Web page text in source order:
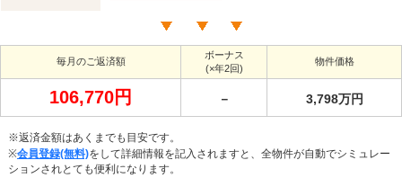
毎月のご返済額
ボーナス
(×年2回)
物件価格
106,770円 － 3,798万円
※返済金額はあくまでも目安です。
※会員登録(無料)をして詳細情報を記入されますと、全物件が自動でシミュレー
ションされとても便利になります。